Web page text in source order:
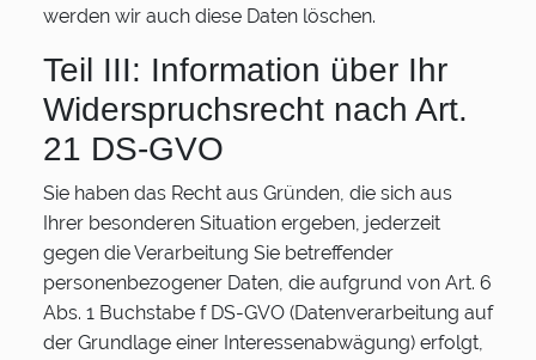
werden wir auch diese Daten löschen.
Teil III: Information über Ihr
Widerspruchsrecht nach Art.
21 DS-GVO
Sie haben das Recht aus Gründen, die sich aus
Ihrer besonderen Situation ergeben, jederzeit
gegen die Verarbeitung Sie betreffender
personenbezogener Daten, die aufgrund von Art. 6
Abs. 1 Buchstabe f DS-GVO (Datenverarbeitung auf
der Grundlage einer Interessenabwägung) erfolgt,